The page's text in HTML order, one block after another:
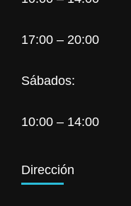
17:00 – 20:00
Sábados:
10:00 – 14:00
Dirección